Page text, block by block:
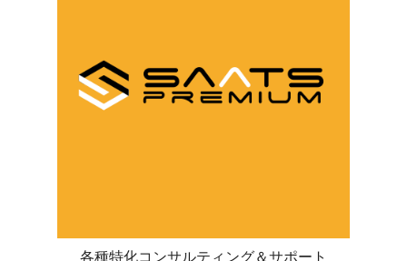
各種特化コンサルティング＆サポート